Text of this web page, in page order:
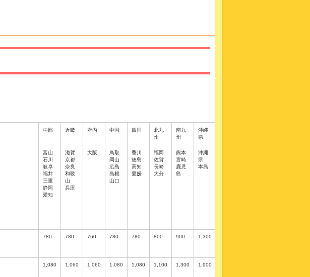
中部 近畿 府内 中国 四国
北九
州
南九
州
沖縄
県
富山
石川
岐阜
福井
三重
静岡
愛知
滋賀
京都
奈良
和歌
山
兵庫
大阪
鳥取
岡山
広島
島根
山口
香川
徳島
高知
愛媛
福岡
佐賀
長崎
大分
熊本
宮崎
鹿児
島
沖縄
県
本島
780 780 760 780 780 800 900 1,300
1,080 1,060 1,060 1,080 1,080 1,100 1,300 1,900